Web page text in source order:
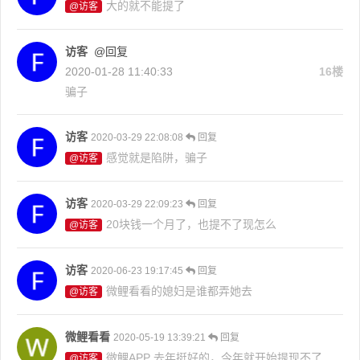
@访客 大的就不能提了
访客 @回复
2020-01-28 11:40:33
16楼
骗子
访客 2020-03-29 22:08:08
回复
@访客
感觉就是陷阱，骗子
访客 2020-03-29 22:09:23
回复
@访客
20块钱一个月了，也提不了现怎么
访客 2020-06-23 19:17:45
回复
@访客
微鲤看看的媳妇是谁都弄她去
微鲤看看 2020-05-19 13:39:21
回复